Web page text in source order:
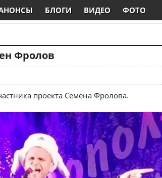
БЛОГИ ВИДЕО ФОТО
Фролов
проекта Семена Фролова.